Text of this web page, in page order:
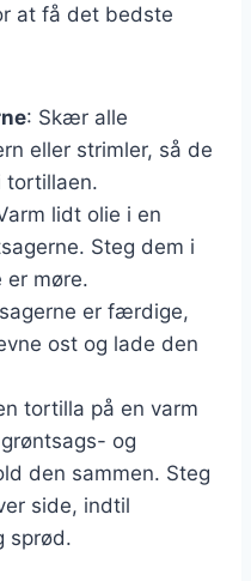
at få det bedste
: Skær alle
eller strimler, så de
tortillaen.
lidt olie i en
Steg dem i
er møre.
er færdige,
ost og lade den
tortilla på en varm
og
den sammen. Steg
side, indtil
sprød.